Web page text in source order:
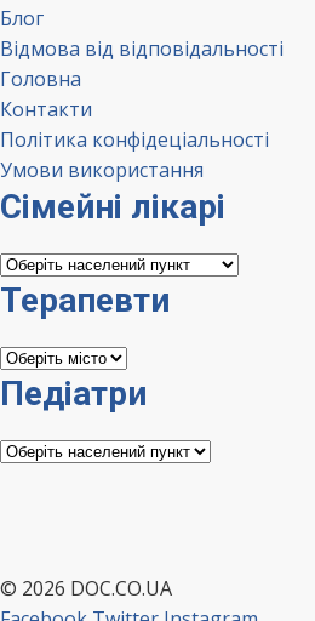
Блог
Відмова від відповідальності
Головна
Контакти
Політика конфідеціальності
Умови використання
Сімейні лікарі
Сімейні
лікарі
Терапевти
Терапевти
Педіатри
Педіатри
© 2026 DOC.CO.UA